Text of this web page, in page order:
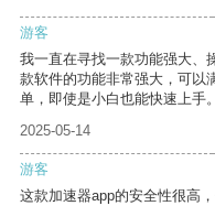
游客
我一直在寻找一款功能强大、
款软件的功能非常强大，可以
单，即使是小白也能快速上手。
2025-05-14
游客
这款加速器app的安全性很高